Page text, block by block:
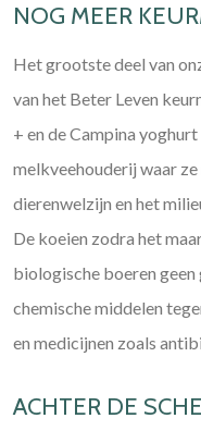
NOG MEER
Het grootste deel van
van het Beter Leven
+ en de Campina
melkveehouderij waar
dierenwelzijn en het
De koeien zodra het
biologische boeren
chemische middelen
en medicijnen zoals
ACHTER DE